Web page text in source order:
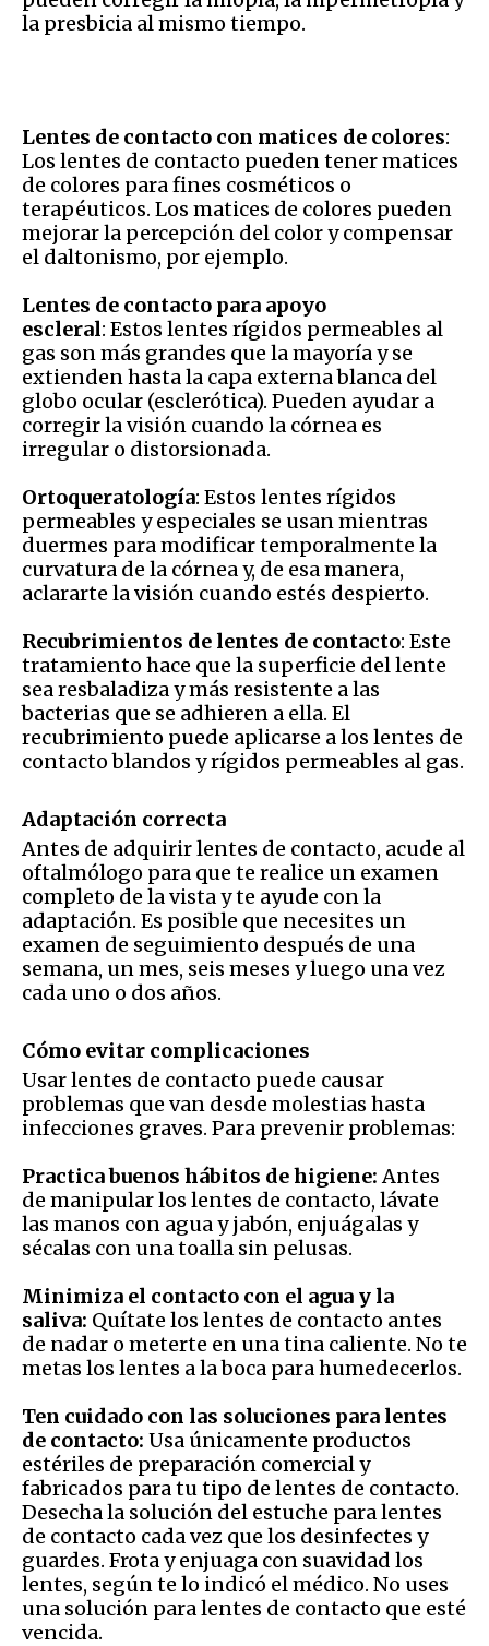
la presbicia al mismo tiempo.
Lentes de contacto con matices de colores:
Los lentes de contacto pueden tener matices
de colores para fines cosméticos o
terapéuticos. Los matices de colores pueden
mejorar la percepción del color y compensar
el daltonismo, por ejemplo.
Lentes de contacto para apoyo
escleral: Estos lentes rígidos permeables al
gas son más grandes que la mayoría y se
extienden hasta la capa externa blanca del
globo ocular (esclerótica). Pueden ayudar a
corregir la visión cuando la córnea es
irregular o distorsionada.
Ortoqueratología: Estos lentes rígidos
permeables y especiales se usan mientras
duermes para modificar temporalmente la
curvatura de la córnea y, de esa manera,
aclararte la visión cuando estés despierto.
Recubrimientos de lentes de contacto: Este
tratamiento hace que la superficie del lente
sea resbaladiza y más resistente a las
bacterias que se adhieren a ella. El
recubrimiento puede aplicarse a los lentes de
contacto blandos y rígidos permeables al gas.
Adaptación correcta
Antes de adquirir lentes de contacto, acude al
oftalmólogo para que te realice un examen
completo de la vista y te ayude con la
adaptación. Es posible que necesites un
examen de seguimiento después de una
semana, un mes, seis meses y luego una vez
cada uno o dos años.
Cómo evitar complicaciones
Usar lentes de contacto puede causar
problemas que van desde molestias hasta
infecciones graves. Para prevenir problemas:
Practica buenos hábitos de higiene:Antes
de manipular los lentes de contacto, lávate
las manos con agua y jabón, enjuágalas y
sécalas con una toalla sin pelusas.
Minimiza el contacto con el agua y la
saliva: Quítate los lentes de contacto antes
de nadar o meterte en una tina caliente. No te
metas los lentes a la boca para humedecerlos.
Ten cuidado con las soluciones para lentes
de contacto: Usa únicamente productos
estériles de preparación comercial y
fabricados para tu tipo de lentes de contacto.
Desecha la solución del estuche para lentes
de contacto cada vez que los desinfectes y
guardes. Frota y enjuaga con suavidad los
lentes, según te lo indicó el médico. No uses
una solución para lentes de contacto que esté
vencida.